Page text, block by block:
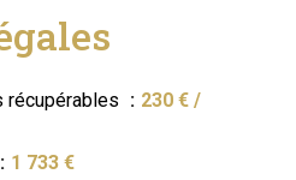
récupérables
230 € /
1 733 €